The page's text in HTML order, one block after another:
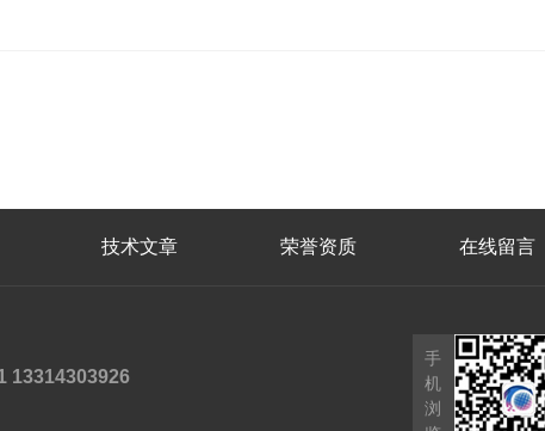
技术文章 荣誉资质 在线留言
13009129951 13314303926
手
机
浏